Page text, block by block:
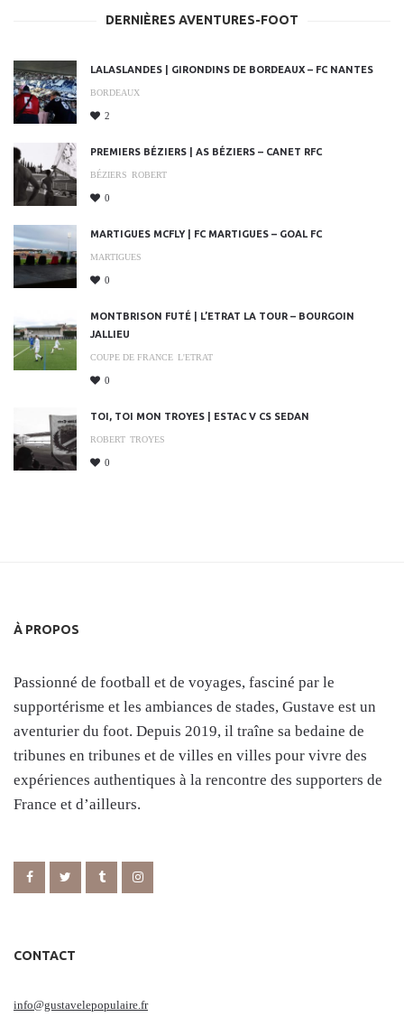
DERNIÈRES AVENTURES-FOOT
LALASLANDES | GIRONDINS DE BORDEAUX – FC NANTES
BORDEAUX
2
PREMIERS BÉZIERS | AS BÉZIERS – CANET RFC
BÉZIERS ROBERT
0
MARTIGUES MCFLY | FC MARTIGUES – GOAL FC
MARTIGUES
0
MONTBRISON FUTÉ | L’ETRAT LA TOUR – BOURGOIN
JALLIEU
COUPE DE FRANCE L'ETRAT
0
TOI, TOI MON TROYES | ESTAC V CS SEDAN
ROBERT TROYES
0
À PROPOS
Passionné de football et de voyages, fasciné par le
supportérisme et les ambiances de stades, Gustave est un
aventurier du foot. Depuis 2019, il traîne sa bedaine de
tribunes en tribunes et de villes en villes pour vivre des
expériences authentiques à la rencontre des supporters de
France et d’ailleurs.
CONTACT
info@gustavelepopulaire.fr